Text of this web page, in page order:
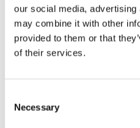
our social media,
may combine it with other
provided to them or that
of their services.
Selection
Necessary
COD BT0002035
Extensie pistol airless